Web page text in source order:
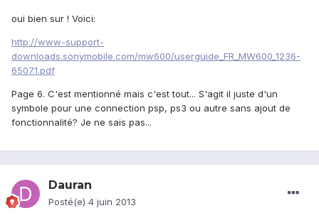
oui bien sur ! Voici:
http://www-support-
downloads.sonymobile.com/mw600/userguide_FR_MW600_1236-
6507.1.pdf
Page 6. C'est mentionné mais c'est tout... S'agit il juste d'un
symbole pour une connection psp, ps3 ou autre sans ajout de
fonctionnalité? Je ne sais pas...
Dauran
Posté(e) 4 juin 2013